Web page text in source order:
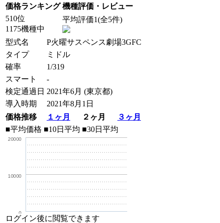
価格ランキング 機種評価・レビュー
510位
1175機種中
平均評価1(全5件)
型式名
P火曜サスペンス劇場3GFC
タイプ
ミドル
確率
1/319
スマート
-
検定通過日 2021年6月 (東京都)
導入時期
2021年8月1日
価格推移
１ヶ月 ２ヶ月
３ヶ月
■平均価格 ■10日平均 ■30日平均
0
10000
20000
ログイン後に閲覧できます